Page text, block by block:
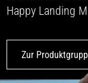
Happy Landing
Zur